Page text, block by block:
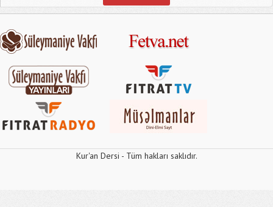
Kur'an Dersi - Tüm hakları saklıdır.